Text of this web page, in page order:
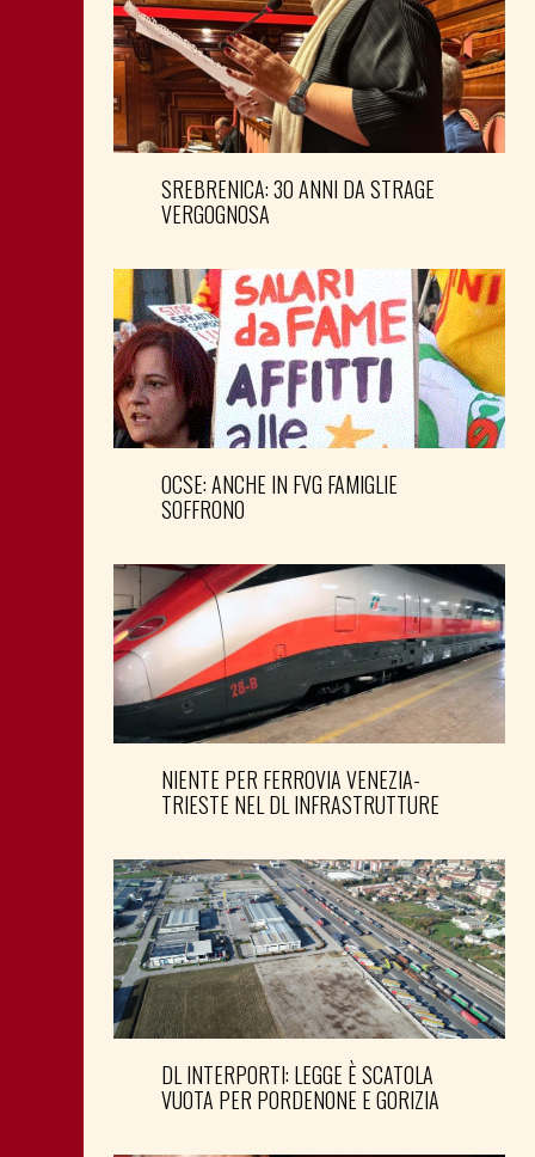
SREBRENICA: 30 ANNI DA STRAGE
VERGOGNOSA
OCSE: ANCHE IN FVG FAMIGLIE
SOFFRONO
NIENTE PER FERROVIA VENEZIA-
TRIESTE NEL DL INFRASTRUTTURE
DL INTERPORTI: LEGGE È SCATOLA
VUOTA PER PORDENONE E GORIZIA